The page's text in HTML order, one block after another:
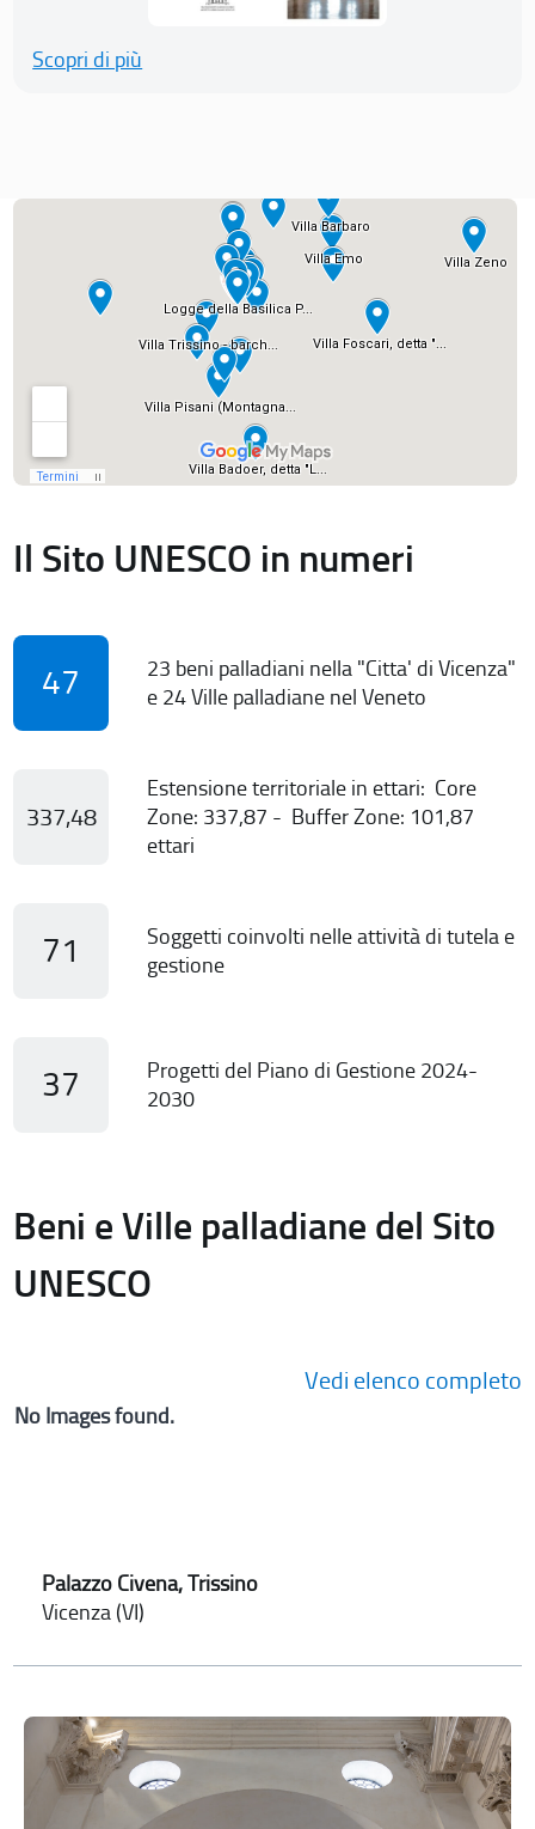
Scopri di più
Il Sito UNESCO in numeri
47
23 beni palladiani nella "Citta' di Vicenza"
e 24 Ville palladiane nel Veneto
337,48
Estensione territoriale in ettari: Core
Zone: 337,87 - Buffer Zone: 101,87
ettari
71
Soggetti coinvolti nelle attività di tutela e
gestione
37
Progetti del Piano di Gestione 2024-
2030
Beni e Ville palladiane del Sito
UNESCO
Vedi elenco completo
No Images found.
Palazzo Civena, Trissino
Vicenza (VI)